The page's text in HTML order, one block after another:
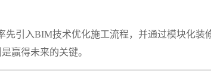
先引入BIM技术优化施工流程，并通过模块化装
赢得未来的关键。